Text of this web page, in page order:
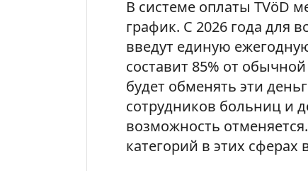
В системе оплаты TVöD
график. С 2026 года для
введут единую
составит 85% от
будет обменять эти
сотрудников больниц и
возможность
категорий в этих сферах